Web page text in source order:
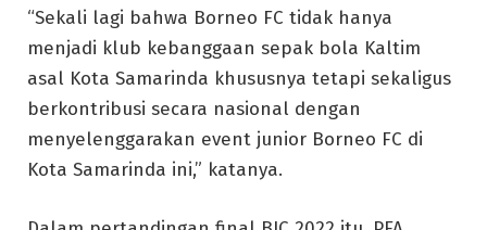
“Sekali lagi bahwa Borneo FC tidak hanya
menjadi klub kebanggaan sepak bola Kaltim
asal Kota Samarinda khususnya tetapi sekaligus
berkontribusi secara nasional dengan
menyelenggarakan event junior Borneo FC di
Kota Samarinda ini,” katanya.